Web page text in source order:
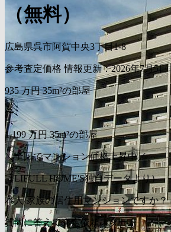
（無料）
広島県呉市阿賀中央3丁目1-8
参考査定価格 情報更新：2026年7月5日
935 万円 35m²の部屋
〜
1,199 万円 35m²の部屋
＼全国でマンション価格上昇中／
（LIFULL HOME'S独自データより）
本人/家族の居住用マンションですか？
質問に答えて査定依頼スタート